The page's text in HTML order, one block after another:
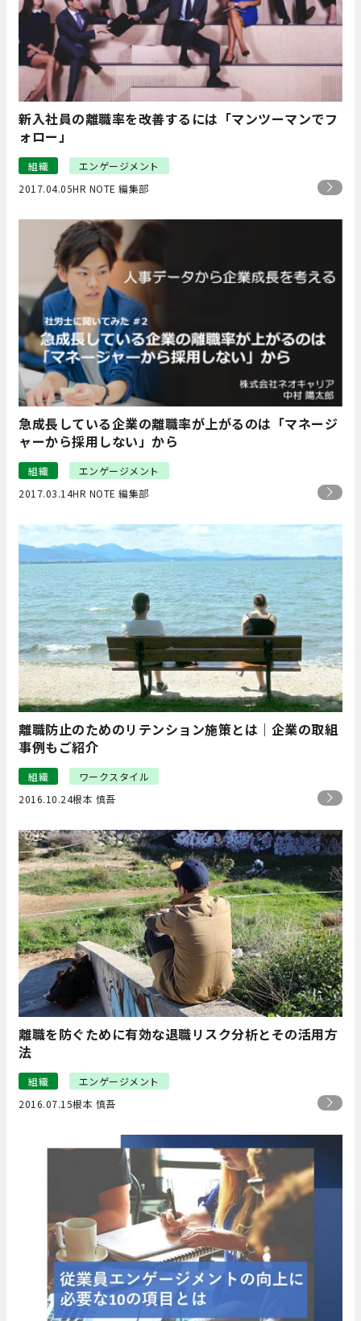
新入社員の離職率を改善するには「マンツーマンでフ
ォロー」
組織
エンゲージメント
2017.04.05HR NOTE 編集部
急成長している企業の離職率が上がるのは「マネージ
ャーから採用しない」から
組織
エンゲージメント
2017.03.14HR NOTE 編集部
離職防止のためのリテンション施策とは｜企業の取組
事例もご紹介
組織
ワークスタイル
2016.10.24根本 慎吾
離職を防ぐために有効な退職リスク分析とその活用方
法
組織
エンゲージメント
2016.07.15根本 慎吾